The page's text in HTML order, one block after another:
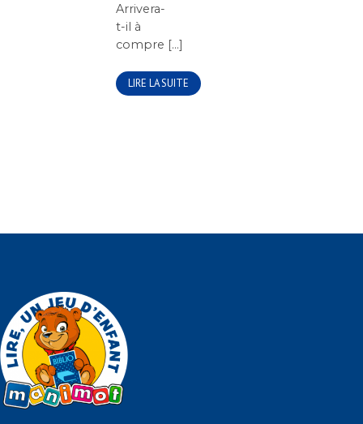
Arrivera-
t-il à
compre [...]
LIRE LA SUITE